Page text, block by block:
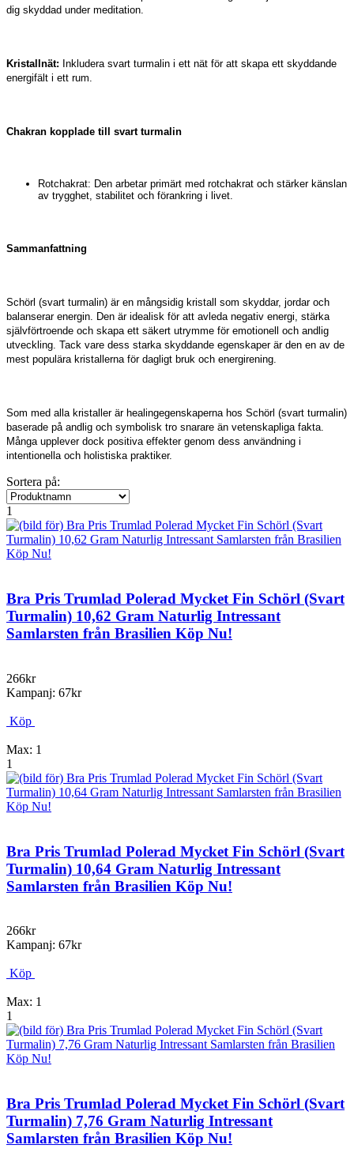
dig skyddad under meditation.
Kristallnät: Inkludera svart turmalin i ett nät för att skapa ett skyddande
energifält i ett rum.
Chakran kopplade till svart turmalin
Rotchakrat: Den arbetar primärt med rotchakrat och stärker känslan
av trygghet, stabilitet och förankring i livet.
Sammanfattning
Schörl (svart turmalin) är en mångsidig kristall som skyddar, jordar och
balanserar energin. Den är idealisk för att avleda negativ energi, stärka
självförtroende och skapa ett säkert utrymme för emotionell och andlig
utveckling. Tack vare dess starka skyddande egenskaper är den en av de
mest populära kristallerna för dagligt bruk och energirening.
Som med alla kristaller är healingegenskaperna hos Schörl (svart turmalin)
baserade på andlig och symbolisk tro snarare än vetenskapliga fakta.
Många upplever dock positiva effekter genom dess användning i
intentionella och holistiska praktiker.
Sortera på:
1
Bra Pris Trumlad Polerad Mycket Fin Schörl (Svart
Turmalin) 10,62 Gram Naturlig Intressant
Samlarsten från Brasilien Köp Nu!
266kr
Kampanj: 67kr
Köp
Max: 1
1
Bra Pris Trumlad Polerad Mycket Fin Schörl (Svart
Turmalin) 10,64 Gram Naturlig Intressant
Samlarsten från Brasilien Köp Nu!
266kr
Kampanj: 67kr
Köp
Max: 1
1
Bra Pris Trumlad Polerad Mycket Fin Schörl (Svart
Turmalin) 7,76 Gram Naturlig Intressant
Samlarsten från Brasilien Köp Nu!